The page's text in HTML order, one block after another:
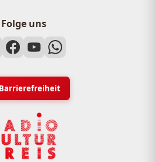
Folge uns
Barrierefreiheit